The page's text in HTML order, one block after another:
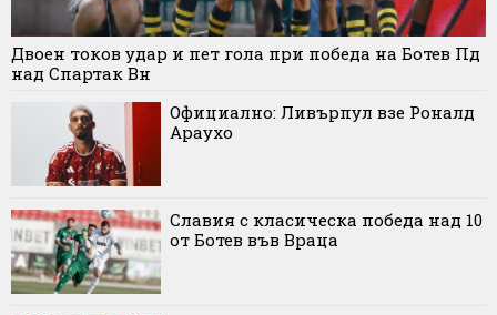
Двоен токов удар и пет гола при победа на Ботев Пд
над Спартак Вн
Официално: Ливърпул взе Роналд
Араухо
Славия с класическа победа над 10
от Ботев във Враца